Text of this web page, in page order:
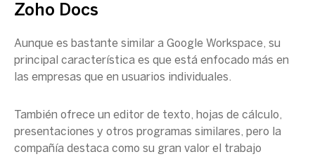
Zoho Docs
Aunque es bastante similar a Google Workspace, su
principal característica es que está enfocado más en
las empresas que en usuarios individuales.
También ofrece un editor de texto, hojas de cálculo,
presentaciones y otros programas similares, pero la
compañía destaca como su gran valor el trabajo